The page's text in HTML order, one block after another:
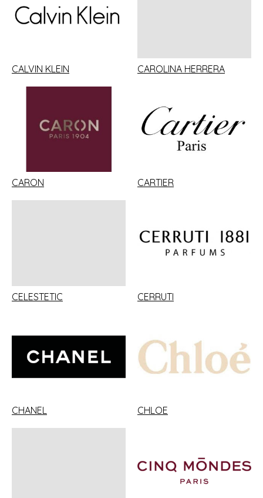
CALVIN KLEIN CAROLINA HERRERA
CARON CARTIER
CELESTETIC CERRUTI
CHANEL CHLOE